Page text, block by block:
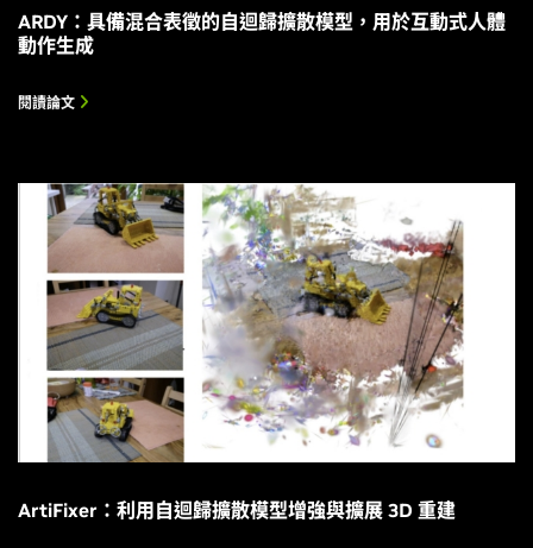
ARDY：具備混合表徵的自迴歸擴散模型，用於互動式人體
動作生成
閱讀論文
ArtiFixer：利用自迴歸擴散模型增強與擴展 3D 重建